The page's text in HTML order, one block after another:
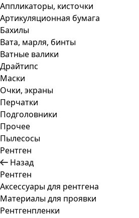
Аппликаторы, кисточки
Артикуляционная бумага
Бахилы
Вата, марля, бинты
Ватные валики
Драйтипс
Маски
Очки, экраны
Перчатки
Подголовники
Прочее
Пылесосы
Рентген
Назад
Рентген
Аксессуары для рентгена
Материалы для проявки
Рентгенпленки